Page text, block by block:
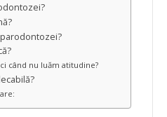
când nu luăm atitudine?